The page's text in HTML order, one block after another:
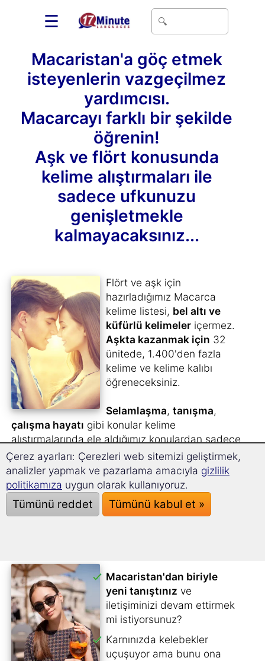
☰
Macaristan'a göç etmek
isteyenlerin vazgeçilmez
yardımcısı.
Macarcayı farklı bir şekilde
öğrenin!
Aşk ve flört konusunda
kelime alıştırmaları ile
sadece ufkunuzu
genişletmekle
kalmayacaksınız...
Flört ve aşk için
hazırladığımız Macarca
kelime listesi, bel altı ve
küfürlü kelimeler içermez.
Aşkta kazanmak için 32
ünitede, 1.400'den fazla
kelime ve kelime kalıbı
öğreneceksiniz.
Selamlaşma, tanışma,
çalışma hayatı gibi konular kelime
alıştırmalarında ele aldığımız konulardan sadece
birkaçı.
Çünkü etrafınızda olup bitenleri anlarsanız, hiçbir
şey bilmediğinizi söyleyemezsiniz...
Heyecan verici bir ek kurs – bekarlar ve çiftler
Macaristan'dan biriyle
yeni tanıştınız ve
iletişiminizi devam ettirmek
mi istiyorsunuz?
Karnınızda kelebekler
uçuşuyor ama bunu ona
Çerez ayarları: Çerezleri web sitemizi geliştirmek,
analizler yapmak ve pazarlama amacıyla gizlilik
politikamıza uygun olarak kullanıyoruz.
Tümünü reddet Tümünü kabul et »